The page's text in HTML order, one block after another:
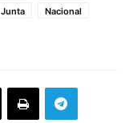
Junta
Nacional